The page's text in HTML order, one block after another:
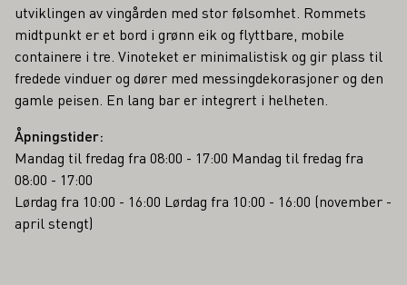
utviklingen av vingården med stor følsomhet. Rommets
midtpunkt er et bord i grønn eik og flyttbare, mobile
containere i tre. Vinoteket er minimalistisk og gir plass til
fredede vinduer og dører med messingdekorasjoner og den
gamle peisen. En lang bar er integrert i helheten.
Åpningstider:
Mandag til fredag fra 08:00 - 17:00 Mandag til fredag fra
08:00 - 17:00
Lørdag fra 10:00 - 16:00 Lørdag fra 10:00 - 16:00 (november -
april stengt)